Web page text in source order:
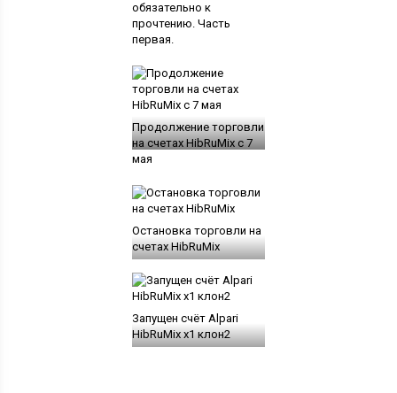
обязательно к
прочтению. Часть
первая.
Продолжение торговли
на счетах HibRuMix с 7
мая
Остановка торговли на
счетах HibRuMix
Запущен счёт Alpari
HibRuMix x1 клон2